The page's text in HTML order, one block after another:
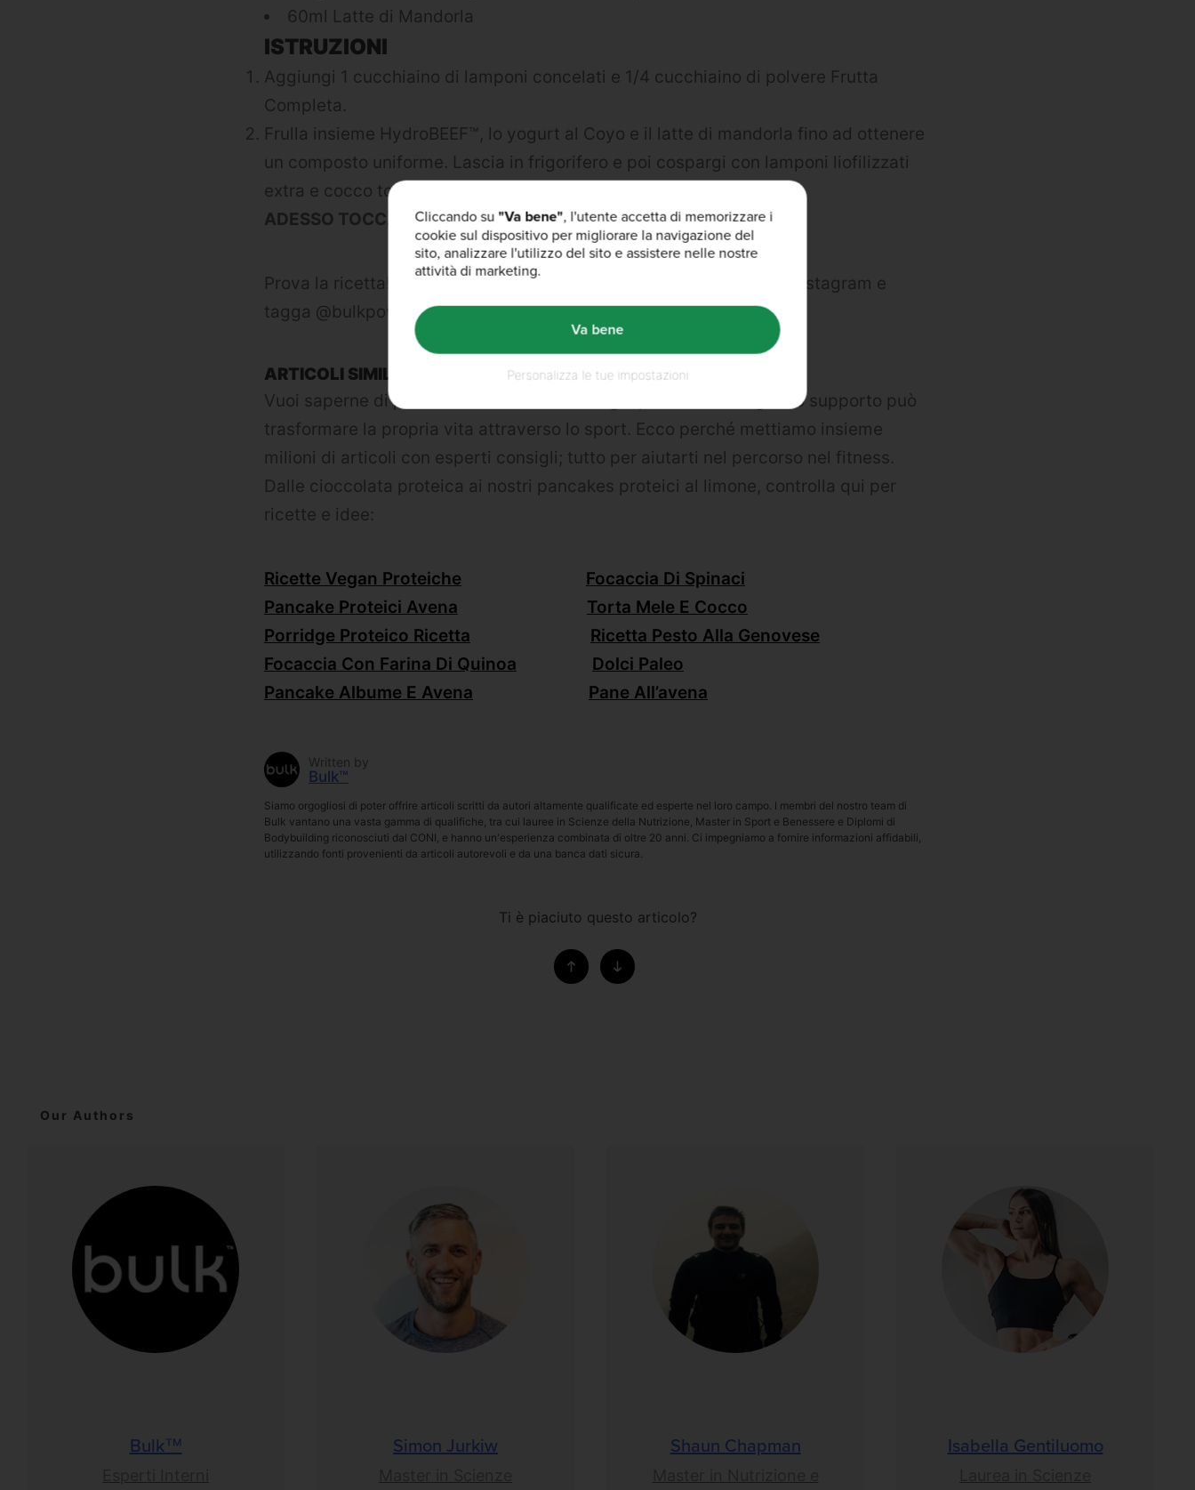
60ml Latte di Mandorla
ISTRUZIONI
Aggiungi 1 cucchiaino di lamponi concelati e 1/4 cucchiaino di polvere Frutta
Completa.
Frulla insieme HydroBEEF™, lo yogurt al Coyo e il latte di mandorla fino ad ottenere
un composto uniforme. Lascia in frigorifero e poi cospargi con lamponi liofilizzati
extra e cocco tostato (facoltativo).
ADESSO TOCCA A TE!
Prova la ricetta! Posta una foto della tua creazione su Facebook o Instagram e
tagga @bulkpowders_it
ARTICOLI SIMILI:
Vuoi saperne di più? A Bulk crediamo che ogni persona con il giusto supporto può
trasformare la propria vita attraverso lo sport. Ecco perché mettiamo insieme
milioni di articoli con esperti consigli; tutto per aiutarti nel percorso nel fitness.
Dalle cioccolata proteica ai nostri pancakes proteici al limone, controlla qui per
ricette e idee:
Ricette Vegan Proteiche
Focaccia Di Spinaci
Pancake Proteici Avena
Torta Mele E Cocco
Porridge Proteico Ricetta
Ricetta Pesto Alla Genovese
Focaccia Con Farina Di Quinoa
Dolci Paleo
Pancake Albume E Avena
Pane All’avena
Written by
Bulk™
Siamo orgogliosi di poter offrire articoli scritti da autori altamente qualificate ed esperte nel loro campo. I membri del nostro team di
Bulk vantano una vasta gamma di qualifiche, tra cui lauree in Scienze della Nutrizione, Master in Sport e Benessere e Diplomi di
Bodybuilding riconosciuti dal CONI, e hanno un'esperienza combinata di oltre 20 anni. Ci impegniamo a fornire informazioni affidabili,
utilizzando fonti provenienti da articoli autorevoli e da una banca dati sicura.
Ti è piaciuto questo articolo?
Our Authors
Bulk™ Simon Jurkiw Shaun Chapman Isabella Gentiluomo
Cliccando su"Va bene", l'utente accetta di memorizzare i
cookie sul dispositivo per migliorare la navigazione del
sito, analizzare l'utilizzo del sito e assistere nelle nostre
attività di marketing.
Personalizza le tue impostazioni
Va bene